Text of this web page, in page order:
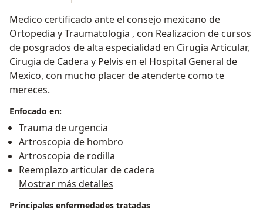
Medico certificado ante el consejo mexicano de
Ortopedia y Traumatologia , con Realizacion de cursos
de posgrados de alta especialidad en Cirugia Articular,
Cirugia de Cadera y Pelvis en el Hospital General de
Mexico, con mucho placer de atenderte como te
mereces.
Enfocado en:
Trauma de urgencia
Artroscopia de hombro
Artroscopia de rodilla
Reemplazo articular de cadera
Mostrar más detalles
Principales enfermedades tratadas